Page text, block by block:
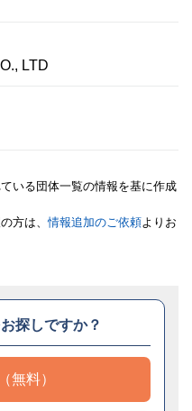
LTD
いる団体一覧の情報を基に作成
方は、情報追加のご依頼よりお
探しですか？
無料）